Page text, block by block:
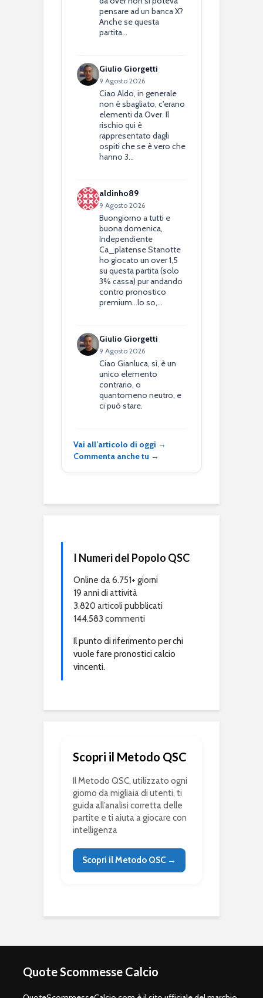
pensare ad un banca X?
Anche se questa
partita…
Giulio Giorgetti
9 Agosto 2026
Ciao Aldo, in generale
non è sbagliato, c'erano
elementi da Over. Il
rischio qui è
rappresentato dagli
ospiti che se è vero che
hanno 3…
aldinho89
9 Agosto 2026
Buongiorno a tutti e
buona domenica,
Independiente
Ca_platense Stanotte
ho giocato un over 1,5
su questa partita (solo
3% cassa) pur andando
contro pronostico
premium...lo so,…
Giulio Giorgetti
9 Agosto 2026
Ciao Gianluca, sì, è un
unico elemento
contrario, o
quantomeno neutro, e
ci può stare.
Vai all’articolo di oggi →
Commenta anche tu →
I Numeri del Popolo QSC
Online da 6.751+ giorni
19 anni di attività
3.820 articoli pubblicati
144.583 commenti
Il punto di riferimento per chi
vuole fare pronostici calcio
vincenti.
Scopri il Metodo QSC
Il Metodo QSC, utilizzato ogni
giorno da migliaia di utenti, ti
guida all’analisi corretta delle
partite e ti aiuta a giocare con
intelligenza
Scopri il Metodo QSC →
Quote Scommesse Calcio